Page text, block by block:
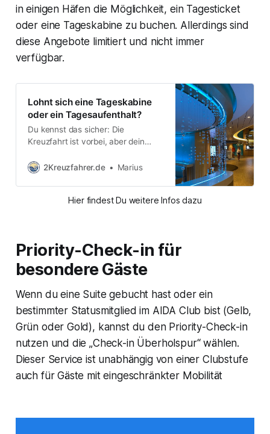
in einigen Häfen die Möglichkeit, ein Tagesticket
oder eine Tageskabine zu buchen. Allerdings sind
diese Angebote limitiert und nicht immer
verfügbar.
Lohnt sich eine Tageskabine
oder ein Tagesaufenthalt?
Du kennst das sicher: Die
Kreuzfahrt ist vorbei, aber dein
abends. Was tun in der
Tageskabinen oder
Tagesaufenthalt auf dem
genauer angeschaut haben. Eins
vorab: Wenn
2Kreuzfahrer.de Marius
Hier findest Du weitere Infos dazu
Priority-Check-in für
besondere Gäste
Wenn du eine Suite gebucht hast oder ein
bestimmter Statusmitglied im AIDA Club bist (Gelb,
Grün oder Gold), kannst du den Priority-Check-in
nutzen und die „Check-in Überholspur“ wählen.
Dieser Service ist unabhängig von einer Clubstufe
auch für Gäste mit eingeschränkter Mobilität